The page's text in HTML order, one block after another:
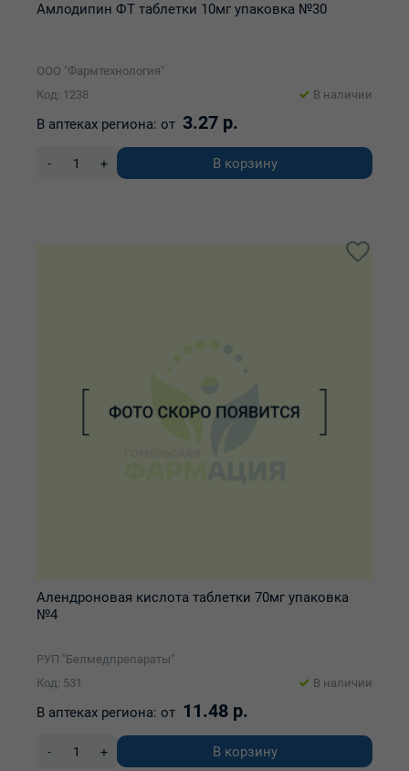
Амлодипин ФТ таблетки 10мг упаковка №30
ООО "Фармтехнология"
Код: 1238
В наличии
В аптеках региона: от 3.27 р.
- + В корзину
Алендроновая кислота таблетки 70мг упаковка
№4
РУП "Белмедпрепараты"
Код: 531
В наличии
В аптеках региона: от 11.48 р.
- + В корзину